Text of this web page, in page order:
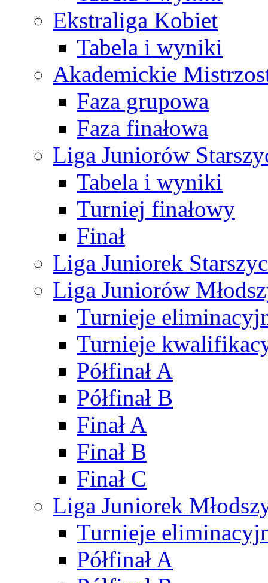
Ekstraliga Kobiet
Tabela i wyniki
Akademickie
Faza grupowa
Faza finałowa
Liga Juniorów
Tabela i wyniki
Turniej finałowy
Finał
Liga Juniorek
Liga Juniorów
Turnieje
Turnieje
Półfinał A
Półfinał B
Finał A
Finał B
Finał C
Liga Juniorek
Turnieje
Półfinał A